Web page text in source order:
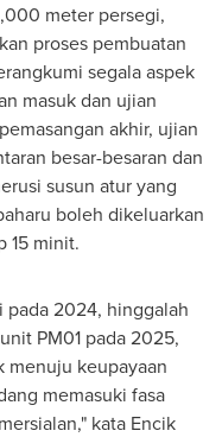
meter persegi,
proses pembuatan
segala aspek
masuk dan ujian
akhir, ujian
besar-besaran dan
susun atur yang
boleh dikeluarkan
15 minit.
pada 2024, hinggalah
PM01 pada 2025,
menuju keupayaan
memasuki fasa
kata Encik